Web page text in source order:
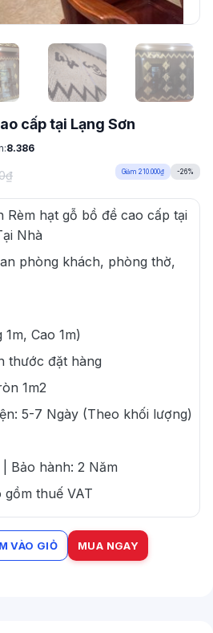
cấp tại Lạng Sơn
8.386
₫ Giảm 210.000₫ -26%
hạt gỗ bồ đề cao cấp tại
Nhà
phòng khách, phòng thờ,
Cao 1m)
thước đặt hàng
1m2
5-7 Ngày (Theo khối lượng)
Bảo hành: 2 Năm
thuế VAT
tại Lạng Sơn số lượng
VÀO GIỎ MUA NGAY